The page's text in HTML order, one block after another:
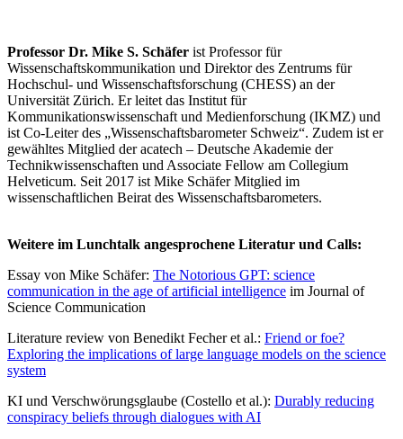
Professor Dr. Mike S. Schäfer ist Professor für
Wissenschaftskommunikation und Direktor des Zentrums für
Hochschul- und Wissenschaftsforschung (CHESS) an der
Universität Zürich. Er leitet das Institut für
Kommunikationswissenschaft und Medienforschung (IKMZ) und
ist Co-Leiter des „Wissenschaftsbarometer Schweiz“. Zudem ist er
gewähltes Mitglied der acatech – Deutsche Akademie der
Technikwissenschaften und Associate Fellow am Collegium
Helveticum. Seit 2017 ist Mike Schäfer Mitglied im
wissenschaftlichen Beirat des Wissenschaftsbarometers.
Weitere im Lunchtalk angesprochene Literatur und Calls:
Essay von Mike Schäfer: The Notorious GPT: science
communication in the age of artificial intelligence im Journal of
Science Communication
Literature review von Benedikt Fecher et al.: Friend or foe?
Exploring the implications of large language models on the science
system
KI und Verschwörungsglaube (Costello et al.): Durably reducing
conspiracy beliefs through dialogues with AI